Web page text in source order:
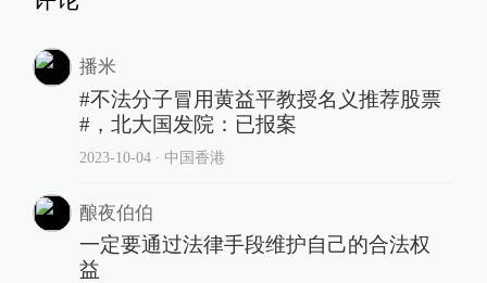
播米
#不法分子冒用黄益平教授名义推荐股票
#，北大国发院：已报案
2023-10-04∙ 中国香港
酿夜伯伯
一定要通过法律手段维护自己的合法权
益